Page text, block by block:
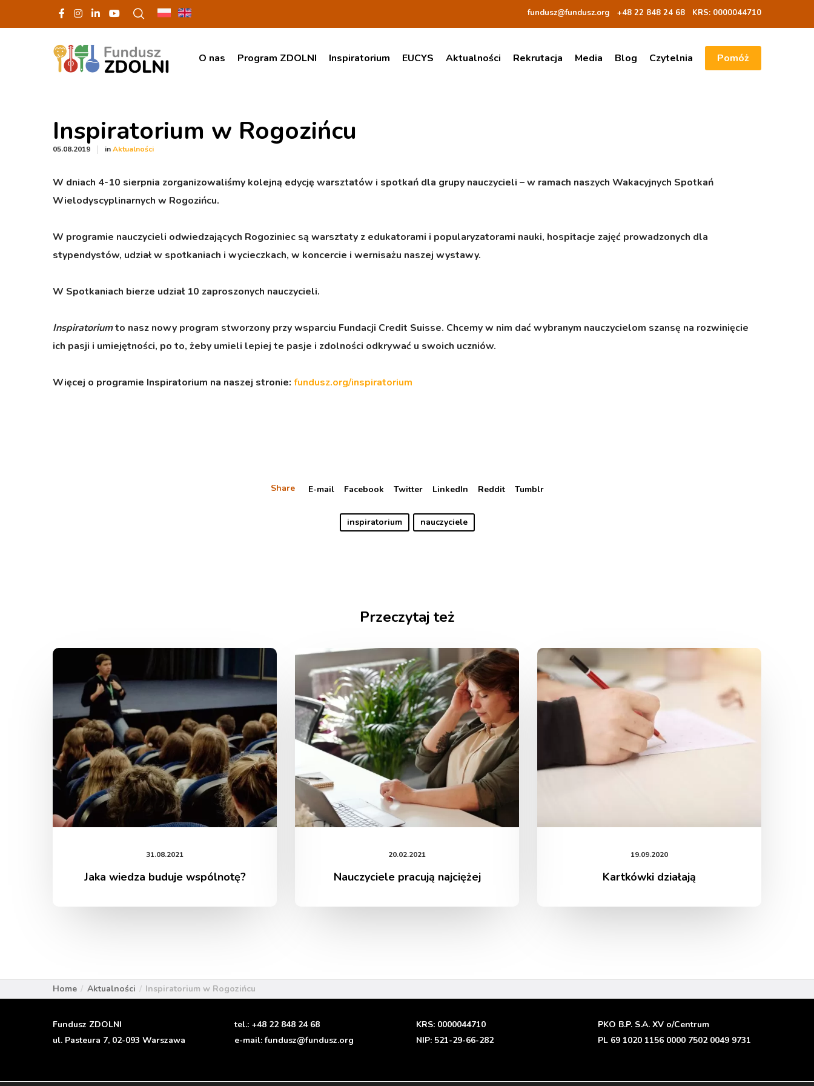
fundusz@fundusz.org +48 22 848 24 68 KRS: 0000044710
O nas Program ZDOLNI Inspiratorium EUCYS Aktualności Rekrutacja Media Blog Czytelnia Pomóż
Inspiratorium w Rogozińcu
05.08.2019 inAktualności
W dniach 4-10 sierpnia zorganizowaliśmy kolejną edycję warsztatów i spotkań dla grupy nauczycieli – w ramach naszych Wakacyjnych Spotkań
Wielodyscyplinarnych w Rogozińcu.
W programie nauczycieli odwiedzających Rogoziniec są warsztaty z edukatorami i popularyzatorami nauki, hospitacje zajęć prowadzonych dla
stypendystów, udział w spotkaniach i wycieczkach, w koncercie i wernisażu naszej wystawy.
W Spotkaniach bierze udział 10 zaproszonych nauczycieli.
Inspiratoriumto nasz nowy program stworzony przy wsparciu Fundacji Credit Suisse. Chcemy w nim dać wybranym nauczycielom szansę na rozwinięcie
ich pasji i umiejętności, po to, żeby umieli lepiej te pasje i zdolności odkrywać u swoich uczniów.
Więcej o programie Inspiratorium na naszej stronie: fundusz.org/inspiratorium
Share E-mail Facebook Twitter LinkedIn Reddit Tumblr
inspiratorium nauczyciele
Przeczytaj też
buduje
31.08.2021
Jaka wiedza buduje wspólnotę?
Nauczyciele
pracują
najciężej
20.02.2021
Nauczyciele pracują najciężej
Kartkówki
19.09.2020
Kartkówki działają
Home Aktualności Inspiratorium w Rogozińcu
Fundusz ZDOLNI
ul. Pasteura 7, 02-093 Warszawa
tel.: +48 22 848 24 68
e-mail:fundusz@fundusz.org
KRS: 0000044710
NIP: 521-29-66-282
PKO B.P. S.A. XV o/Centrum
PL 69 1020 1156 0000 7502 0049 9731